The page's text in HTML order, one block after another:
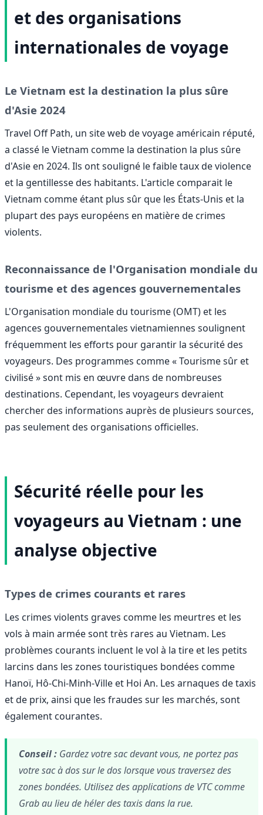
et des organisations
internationales de voyage
Le Vietnam est la destination la plus sûre
d'Asie 2024
Travel Off Path, un site web de voyage américain réputé,
a classé le Vietnam comme la destination la plus sûre
d'Asie en 2024. Ils ont souligné le faible taux de violence
et la gentillesse des habitants. L'article comparait le
Vietnam comme étant plus sûr que les États-Unis et la
plupart des pays européens en matière de crimes
violents.
Reconnaissance de l'Organisation mondiale du
tourisme et des agences gouvernementales
L'Organisation mondiale du tourisme (OMT) et les
agences gouvernementales vietnamiennes soulignent
fréquemment les efforts pour garantir la sécurité des
voyageurs. Des programmes comme « Tourisme sûr et
civilisé » sont mis en œuvre dans de nombreuses
destinations. Cependant, les voyageurs devraient
chercher des informations auprès de plusieurs sources,
pas seulement des organisations officielles.
Sécurité réelle pour les
voyageurs au Vietnam : une
analyse objective
Types de crimes courants et rares
Les crimes violents graves comme les meurtres et les
vols à main armée sont très rares au Vietnam. Les
problèmes courants incluent le vol à la tire et les petits
larcins dans les zones touristiques bondées comme
Hanoï, Hô-Chi-Minh-Ville et Hoi An. Les arnaques de taxis
et de prix, ainsi que les fraudes sur les marchés, sont
également courantes.
Conseil : Gardez votre sac devant vous, ne portez pas
votre sac à dos sur le dos lorsque vous traversez des
zones bondées. Utilisez des applications de VTC comme
Grab au lieu de héler des taxis dans la rue.